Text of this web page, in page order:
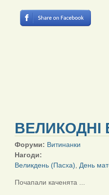
ВЕЛИКОДНІ
Форуми: Витинанки
Нагоди:
Великдень (Пасха)
День
Почапали каченята ...